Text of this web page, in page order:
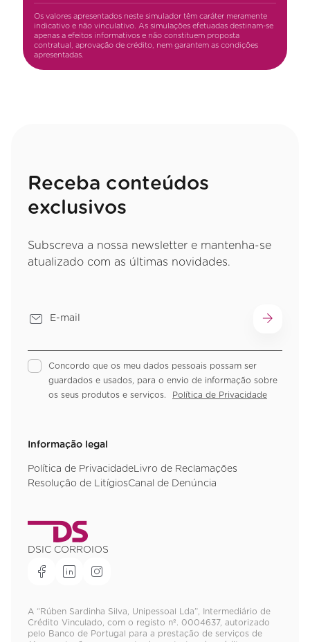
Os valores apresentados neste simulador têm caráter meramente
indicativo e não vinculativo. As simulações efetuadas destinam-se
apenas a efeitos informativos e não constituem proposta
contratual, aprovação de crédito, nem garantem as condições
apresentadas.
Receba conteúdos
exclusivos
Subscreva a nossa newsletter e mantenha-se
atualizado com as últimas novidades.
Concordo que os meu dados pessoais possam ser
guardados e usados, para o envio de informação sobre
os seus produtos e serviços.
Política de Privacidade
Informação legal
Política de Privacidade Livro de Reclamações
Resolução de LitígiosCanal de Denúncia
DSIC CORROIOS
A “Rúben Sardinha Silva, Unipessoal Lda”, Intermediário de
Crédito Vinculado, com o registo nº. 0004637, autorizado
pelo Banco de Portugal para a prestação de serviços de